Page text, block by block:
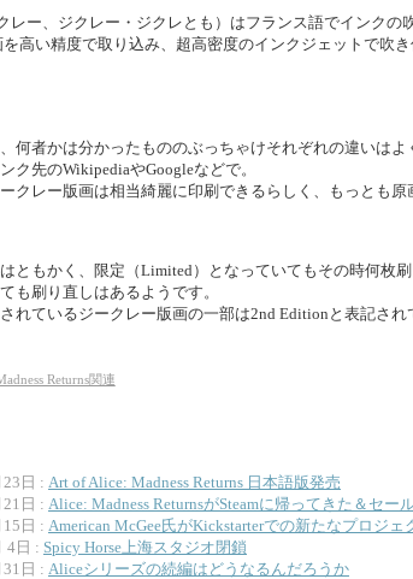
レー、ジクレー・ジクレとも）はフランス語でインクの
高い精度で取り込み、超高密度のインクジェットで吹き
何者かは分かったもののぶっちゃけそれぞれの違いはよ
ク先のWikipediaやGoogleなどで。
クレー版画は相当綺麗に印刷できるらしく、もっとも原
ともかく、限定（Limited）となっていてもその時何枚
も刷り直しはあるようです。
れているジークレー版画の一部は2nd Editionと表記され
Returns関連
日 : Art of Alice: Madness Returns 日本語版発売
日 : Alice: Madness ReturnsがSteamに帰ってきた＆セー
日 : American McGee氏がKickstarterでの新たなプロジェ
4日 : Spicy Horse上海スタジオ閉鎖
日 : Aliceシリーズの続編はどうなるんだろうか